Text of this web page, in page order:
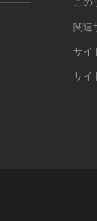
この
関連
サイ
サイ